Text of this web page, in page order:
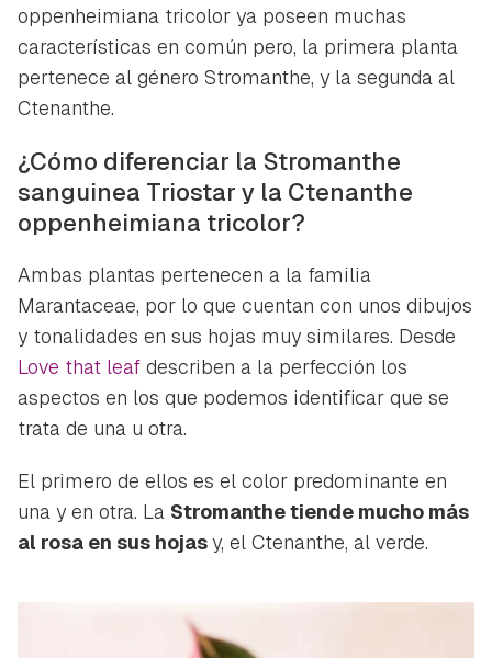
oppenheimiana tricolor ya poseen muchas
características en común pero, la primera planta
pertenece al género Stromanthe, y la segunda al
Ctenanthe.
¿Cómo diferenciar la Stromanthe
sanguinea Triostar y la Ctenanthe
oppenheimiana tricolor?
Ambas plantas pertenecen a la familia
Marantaceae, por lo que cuentan con unos dibujos
y tonalidades en sus hojas muy similares. Desde
Love that leaf describen a la perfección los
aspectos en los que podemos identificar que se
trata de una u otra.
El primero de ellos es el color predominante en
una y en otra. La Stromanthe tiende mucho más
al rosa en sus hojasy, el Ctenanthe, al verde.